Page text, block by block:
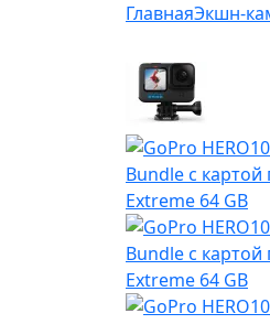
ГлавнаяЭкшн-